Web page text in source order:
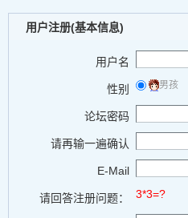
用户注册(基本信息)
用户名
性别 男孩
论坛密码
请再输一遍确认
E-Mail
请回答注册问题： 3*3=?